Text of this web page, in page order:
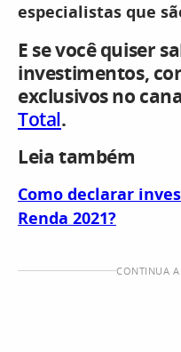
especialistas que
E se você quiser
investimentos,
exclusivos no
Total.
Leia também
Como declarar
Renda 2021?
CONTINUA